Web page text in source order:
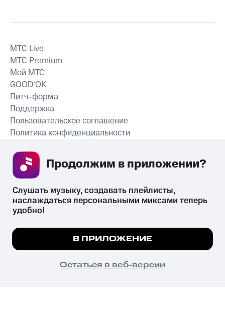
СКАЧАТЬ ПРИЛОЖЕНИЕ
MTС Live
MTС Premium
Мой МТС
GOOD’OK
Питч-форма
Поддержка
Пользовательское соглашение
Политика конфиденциальности
психотропных веществ, их аналогов причиняет вред здоровью,
их незаконный оборот запрещён и влечёт установленную
законодательством ответственность.
© 2026 ООО «КИОН».
Все права защищены
Мы используем куки, чтобы на сайте все
Подробнее
ПОНЯТНО
Слушать музыку, создавать плейлисты,
наслаждаться персональными миксами теперь
удобно!
В ПРИЛОЖЕНИЕ
Остаться в веб-версии